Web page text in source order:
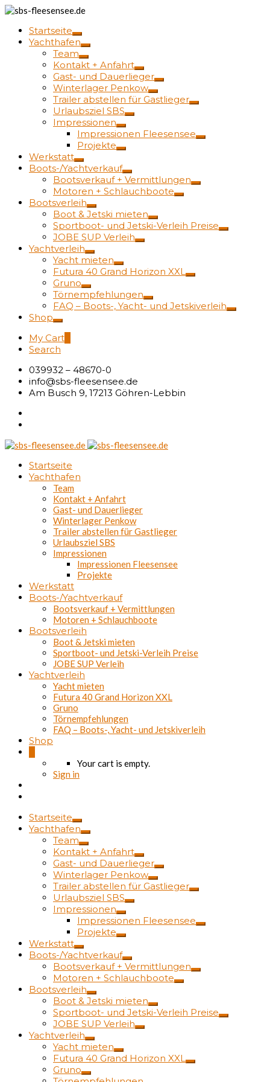
Startseite
Yachthafen
Team
Kontakt + Anfahrt
Gast- und Dauerlieger
Winterlager Penkow
Trailer abstellen für Gastlieger
Urlaubsziel SBS
Impressionen
Impressionen Fleesensee
Projekte
Werkstatt
Boots-/Yachtverkauf
Bootsverkauf + Vermittlungen
Motoren + Schlauchboote
Bootsverleih
Boot & Jetski mieten
Sportboot- und Jetski-Verleih Preise
JOBE SUP Verleih
Yachtverleih
Yacht mieten
Futura 40 Grand Horizon XXL
Gruno
Törnempfehlungen
FAQ – Boots-, Yacht- und Jetskiverleih
Shop
My Cart
Search
039932 – 48670-0
info@sbs-fleesensee.de
Am Busch 9, 17213 Göhren-Lebbin
Startseite
Yachthafen
Team
Kontakt + Anfahrt
Gast- und Dauerlieger
Winterlager Penkow
Trailer abstellen für Gastlieger
Urlaubsziel SBS
Impressionen
Impressionen Fleesensee
Projekte
Werkstatt
Boots-/Yachtverkauf
Bootsverkauf + Vermittlungen
Motoren + Schlauchboote
Bootsverleih
Boot & Jetski mieten
Sportboot- und Jetski-Verleih Preise
JOBE SUP Verleih
Yachtverleih
Yacht mieten
Futura 40 Grand Horizon XXL
Gruno
Törnempfehlungen
FAQ – Boots-, Yacht- und Jetskiverleih
Shop
Your cart is empty.
Sign in
Startseite
Yachthafen
Team
Kontakt + Anfahrt
Gast- und Dauerlieger
Winterlager Penkow
Trailer abstellen für Gastlieger
Urlaubsziel SBS
Impressionen
Impressionen Fleesensee
Projekte
Werkstatt
Boots-/Yachtverkauf
Bootsverkauf + Vermittlungen
Motoren + Schlauchboote
Bootsverleih
Boot & Jetski mieten
Sportboot- und Jetski-Verleih Preise
JOBE SUP Verleih
Yachtverleih
Yacht mieten
Futura 40 Grand Horizon XXL
Gruno